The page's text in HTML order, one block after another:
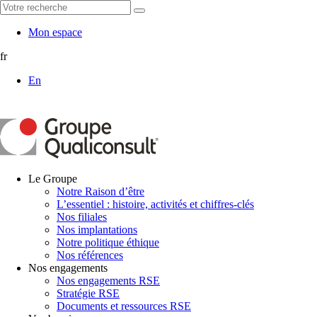
Mon espace
fr
En
Le Groupe
Notre Raison d’être
L’essentiel : histoire, activités et chiffres-clés
Nos filiales
Nos implantations
Notre politique éthique
Nos références
Nos engagements
Nos engagements RSE
Stratégie RSE
Documents et ressources RSE